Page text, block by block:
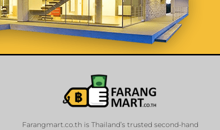
List Your
Properties
Farangmart.co.th is Thailand’s trusted second-hand